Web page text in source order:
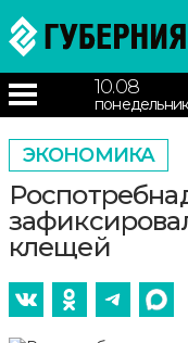
10.08
ЭКОНОМИКА
клещей